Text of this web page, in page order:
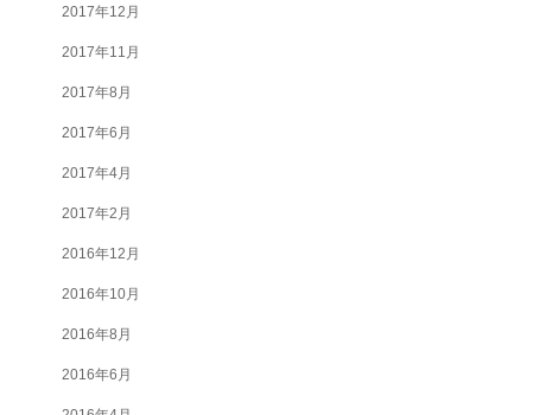
2017年12月
2017年11月
2017年8月
2017年6月
2017年4月
2017年2月
2016年12月
2016年10月
2016年8月
2016年6月